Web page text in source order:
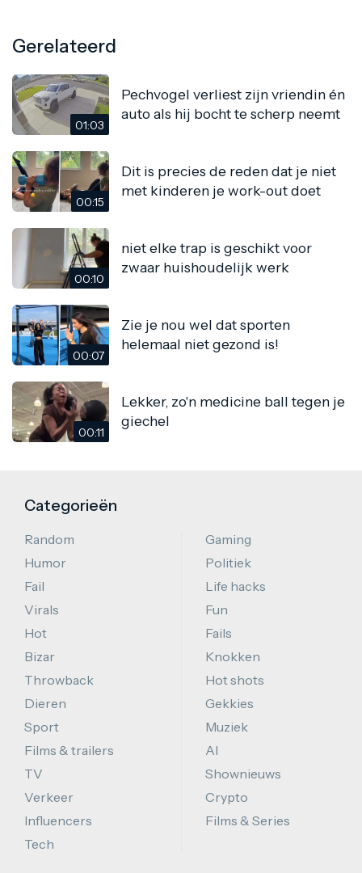
Gerelateerd
01:03
Pechvogel verliest zijn vriendin én
auto als hij bocht te scherp neemt
00:15
Dit is precies de reden dat je niet
met kinderen je work-out doet
00:10
niet elke trap is geschikt voor
zwaar huishoudelijk werk
00:07
Zie je nou wel dat sporten
helemaal niet gezond is!
00:11
Lekker, zo'n medicine ball tegen je
giechel
Categorieën
Random
Humor
Fail
Virals
Hot
Bizar
Throwback
Dieren
Sport
Films & trailers
TV
Verkeer
Influencers
Tech
Gaming
Politiek
Life hacks
Fun
Fails
Knokken
Hot shots
Gekkies
Muziek
AI
Shownieuws
Crypto
Films & Series